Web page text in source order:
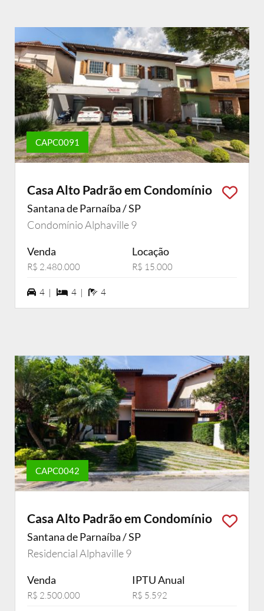
CAPC0091
Casa Alto Padrão em Condomínio
Santana de Parnaíba / SP
Condomínio Alphaville 9
Venda
R$ 2.480.000
Locação
R$ 15.000
4 vagas na garagem
4 | 4 dormiórios
4 | 4 banheiros
4
CAPC0042
Casa Alto Padrão em Condomínio
Santana de Parnaíba / SP
Residencial Alphaville 9
Venda
R$ 2.500.000
IPTU Anual
R$ 5.592